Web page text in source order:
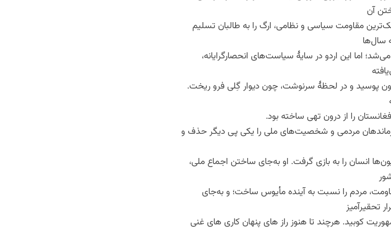
آن
مقاومت سیاسی و نظامی، ارگ را به طالبان تسلیم
سال‌ها
اما این اردو در سایهٔ سیاست‌های انحصارگرایانه،
پوسید و در لحظهٔ سرنوشت، چون دیوار گِلی فرو ریخت.
را از درون تهی ساخته بود.
مردمی و شخصیت‌های ملی را یکی پی دیگر حذف و
انسان را به بازی گرفت. او به‌جای ساختن اجماع ملی،
مردم را نسبت به آینده مأیوس ساخت؛ و به‌جای
تحقیرآمیز
کوبید. هرچند تا هنوز راز های پنهان کاری های غنی